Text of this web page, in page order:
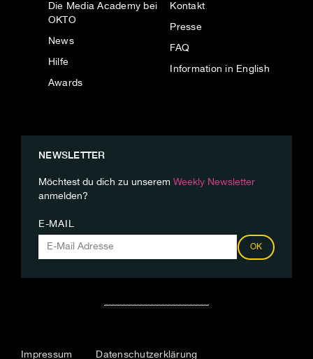
Die Media Academy bei
OKTO
News
Hilfe
Awards
Kontakt
Presse
FAQ
Information in English
NEWSLETTER
Möchtest du dich zu unserem Weekly Newsletter
anmelden?
E-MAIL
OK
Impressum Datenschutzerklärung